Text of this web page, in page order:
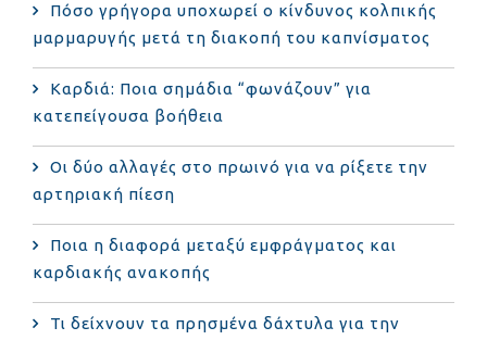
Πόσο γρήγορα υποχωρεί ο κίνδυνος κολπικής
μαρμαρυγής μετά τη διακοπή του καπνίσματος
Καρδιά: Ποια σημάδια “φωνάζουν” για
κατεπείγουσα βοήθεια
Οι δύο αλλαγές στο πρωινό για να ρίξετε την
αρτηριακή πίεση
Ποια η διαφορά μεταξύ εμφράγματος και
καρδιακής ανακοπής
Τι δείχνουν τα πρησμένα δάχτυλα για την